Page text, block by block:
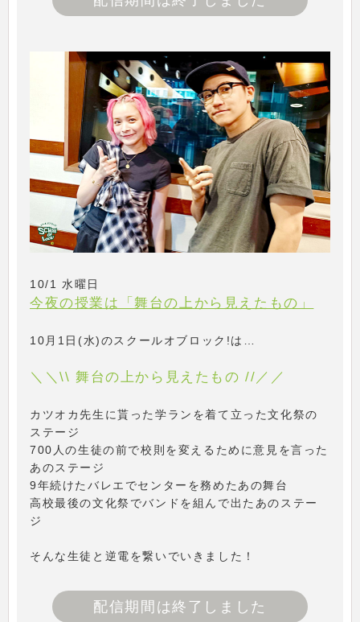
10/1 水曜日
今夜の授業は「舞台の上から見えたもの」
10月1日(水)のスクールオブロック!は…
＼＼\\ 舞台の上から見えたもの //／／
カツオカ先生に貰った学ランを着て立った文化祭の
ステージ
700人の生徒の前で校則を変えるために意見を言った
あのステージ
9年続けたバレエでセンターを務めたあの舞台
高校最後の文化祭でバンドを組んで出たあのステー
ジ
そんな生徒と逆電を繋いでいきました！
配信期間は終了しました